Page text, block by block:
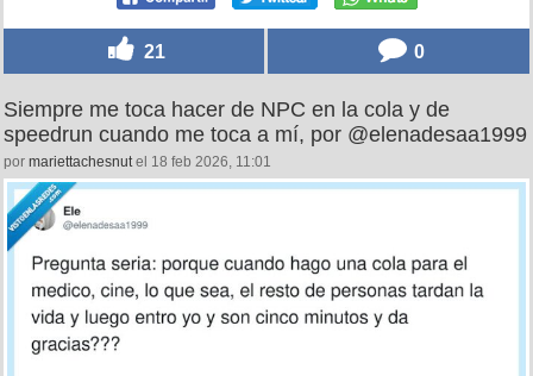
21 0
Siempre me toca hacer de NPC en la cola y de
speedrun cuando me toca a mí, por @elenadesaa1999
por mariettachesnutel 18 feb 2026, 11:01